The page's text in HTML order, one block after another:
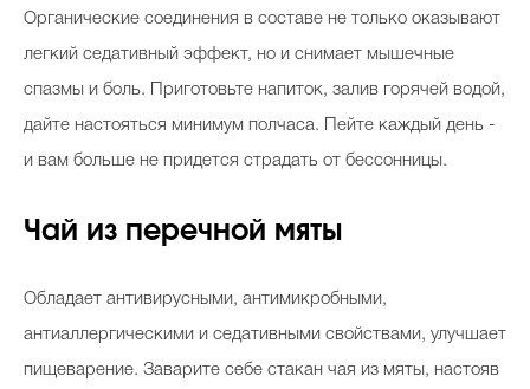
Органические соединения в составе не только оказывают
легкий седативный эффект, но и снимает мышечные
спазмы и боль. Приготовьте напиток, залив горячей водой,
дайте настояться минимум полчаса. Пейте каждый день -
и вам больше не придется страдать от бессонницы.
Чай из перечной мяты
Обладает антивирусными, антимикробными,
антиаллергическими и седативными свойствами, улучшает
пищеварение. Заварите себе стакан чая из мяты, настояв